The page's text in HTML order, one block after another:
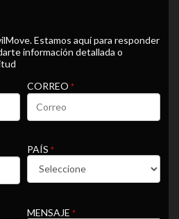
Estamos aquí para responder
información detallada o
CORREO *
PAÍS *
MENSAJE *